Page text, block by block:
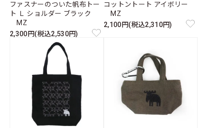
ファスナーのついた帆布トー
ト Ｌ ショルダー ブラック
MZ
2,300円(税込2,530円)
コットントート アイボリー
MZ
2,100円(税込2,310円)